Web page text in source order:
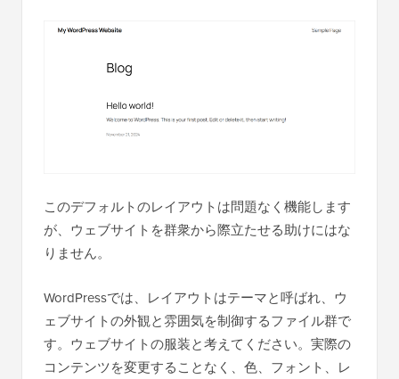
このデフォルトのレイアウトは問題なく機能します
が、ウェブサイトを群衆から際立たせる助けにはな
りません。
WordPressでは、レイアウトはテーマと呼ばれ、ウ
ェブサイトの外観と雰囲気を制御するファイル群で
す。ウェブサイトの服装と考えてください。実際の
コンテンツを変更することなく、色、フォント、レ